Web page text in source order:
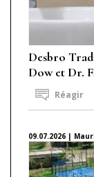
Desbro
Dow et Dr.
Réagir
09.07.2026 |